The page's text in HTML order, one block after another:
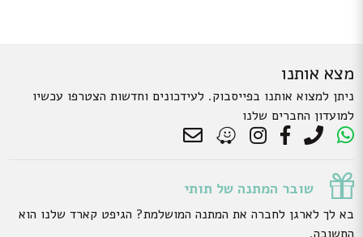
מצא אותנו
ניתן למצוא אותנו בפייסבוק. לעידכונים וחדשות הצטרפו עכשיו
למועדון החברים שלנו
שובר המתנה של תותי
בא לך לארגן לחברה את המתנה המושלמת? הגיפט קארד שלנו הוא